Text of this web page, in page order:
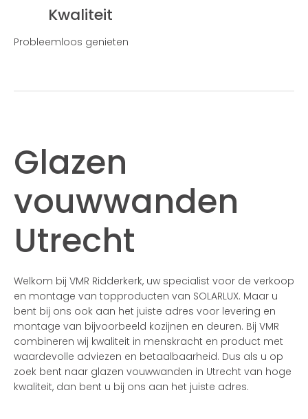
Kwaliteit
Probleemloos genieten
Glazen
vouwwanden
Utrecht
Welkom bij VMR Ridderkerk, uw specialist voor de verkoop
en montage van topproducten van SOLARLUX. Maar u
bent bij ons ook aan het juiste adres voor levering en
montage van bijvoorbeeld kozijnen en deuren. Bij VMR
combineren wij kwaliteit in menskracht en product met
waardevolle adviezen en betaalbaarheid. Dus als u op
zoek bent naar glazen vouwwanden in Utrecht van hoge
kwaliteit, dan bent u bij ons aan het juiste adres.